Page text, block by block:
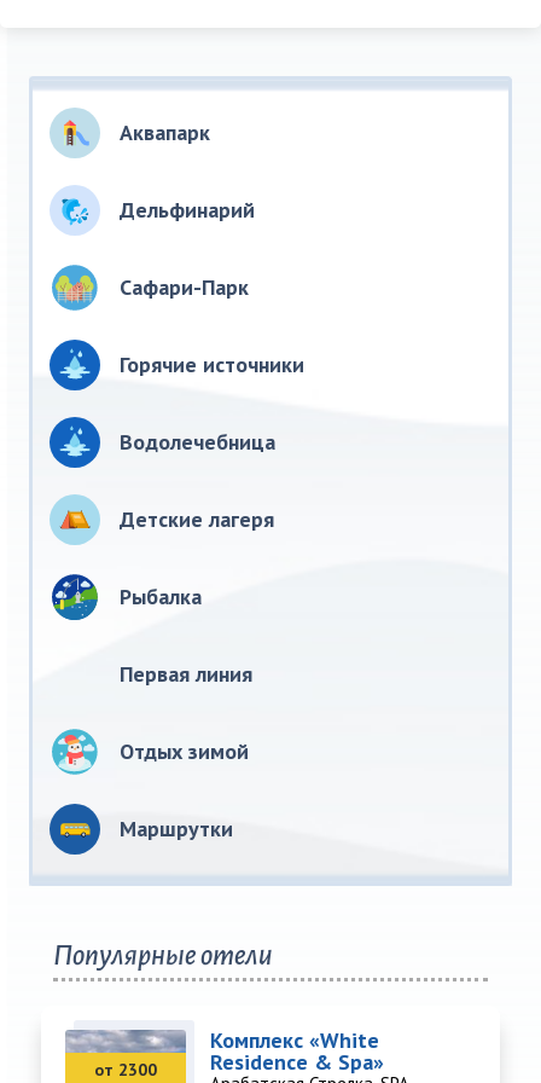
— 320 км, до Счастливцево — 330 км, до
Стрелкового — 345 км.
Аквапарк
Дельфинарий
Сафари-Парк
Горячие источники
Водолечебница
Детские лагеря
Рыбалка
Первая линия
Отдых зимой
Маршрутки
Популярные отели
от 2300
Комплекс «White
Residence & Spa»